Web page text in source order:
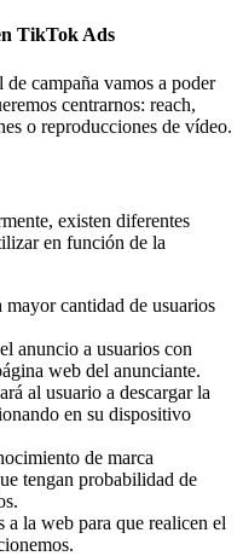
TikTok Ads
campaña vamos a poder
centrarnos: reach,
o reproducciones de vídeo.
existen diferentes
en función de la
cantidad de usuarios
anuncio a usuarios con
web del anunciante.
al usuario a descargar la
en su dispositivo
de marca
tengan probabilidad de
a la web para que realicen el